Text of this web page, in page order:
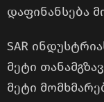
დაფინანსება
SAR
მეტი
მეტი